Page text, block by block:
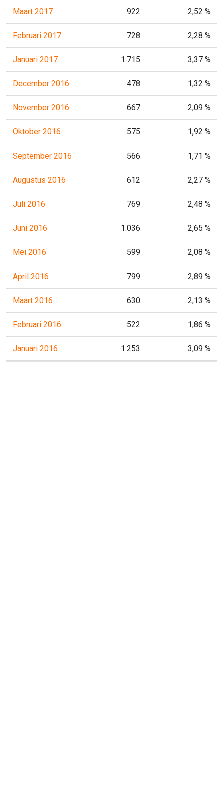
Maart 2017 922 2,52 %
Februari 2017 728 2,28 %
Januari 2017 1.715 3,37 %
December 2016 478 1,32 %
November 2016 667 2,09 %
Oktober 2016 575 1,92 %
September 2016 566 1,71 %
Augustus 2016 612 2,27 %
Juli 2016 769 2,48 %
Juni 2016 1.036 2,65 %
Mei 2016 599 2,08 %
April 2016 799 2,89 %
Maart 2016 630 2,13 %
Februari 2016 522 1,86 %
Januari 2016 1.253 3,09 %